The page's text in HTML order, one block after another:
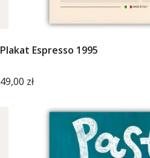
Plakat Espresso 1995
Cena
49,00 zł